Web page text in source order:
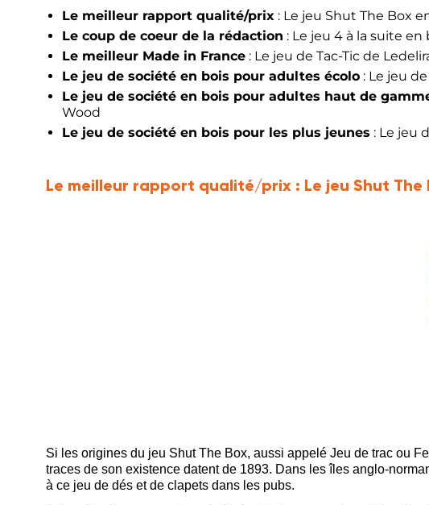
Le meilleur rapport qualité/prix : Le jeu Shut The Box
Le coup de coeur de la rédaction : Le jeu 4 à la suite en
Le meilleur Made in France : Le jeu de Tac-Tic de
Le jeu de société en bois pour adultes écolo : Le jeu
Le jeu de société en bois pour adultes haut de
Wood
Le jeu de société en bois pour les plus jeunes : Le jeu
Le meilleur rapport qualité/prix : Le jeu Shut
Si les origines du jeu Shut The Box, aussi appelé Jeu de trac ou
traces de son existence datent de 1893. Dans les îles anglo-
à ce jeu de dés et de clapets dans les pubs.